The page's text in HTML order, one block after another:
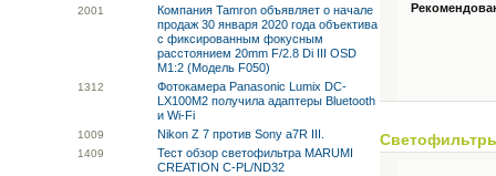
2001
Компания Tamron объявляет о начале
продаж 30 января 2020 года объектива
с фиксированным фокусным
расстоянием 20mm F/2.8 Di III OSD
M1:2 (Модель F050)
1312
Фотокамера Panasonic Lumix DC-
LX100M2 получила адаптеры Bluetooth
и Wi-Fi
1009 Nikon Z 7 против Sony a7R III.
1409
Тест обзор светофильтра MARUMI
CREATION C-PL/ND32